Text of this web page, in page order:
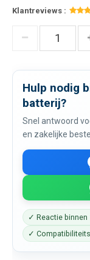
Klantreviews :
Hulp nodig
batterij?
Snel antwoord
en zakelijke
✓ Reactie binnen
✓